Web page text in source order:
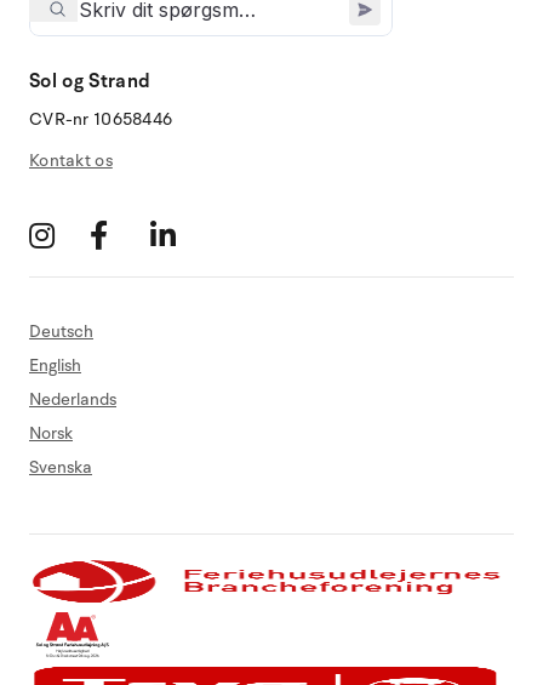
Sol og Strand
CVR-nr 10658446
Kontakt os
Deutsch
English
Nederlands
Norsk
Svenska